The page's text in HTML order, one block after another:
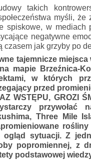
takich
myśli, że
spiskowe, w mediach
negatywne
czasem jak grzyby po
tajemnicze miejsca
mapie Brzeźnica-
w których
przed
WSTĘPU, GROZI
przywołać
Three Mile
rośliny
ogląd sytuacji. Z
popromiennej, z
podstawowej